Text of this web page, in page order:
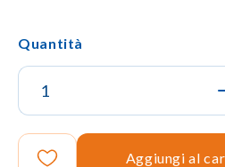
Quantità
Aggiungi al